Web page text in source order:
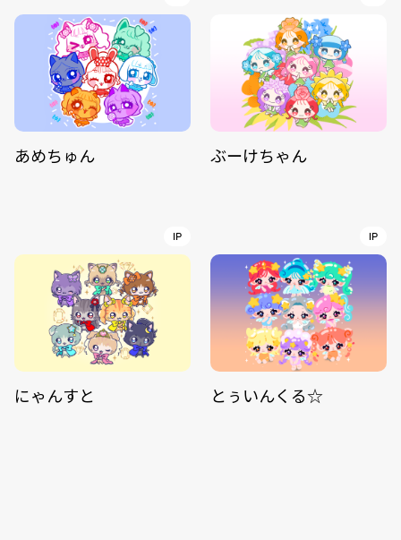
あめちゅん ぶーけちゃん
IP
にゃんすと
IP
とぅいんくる☆